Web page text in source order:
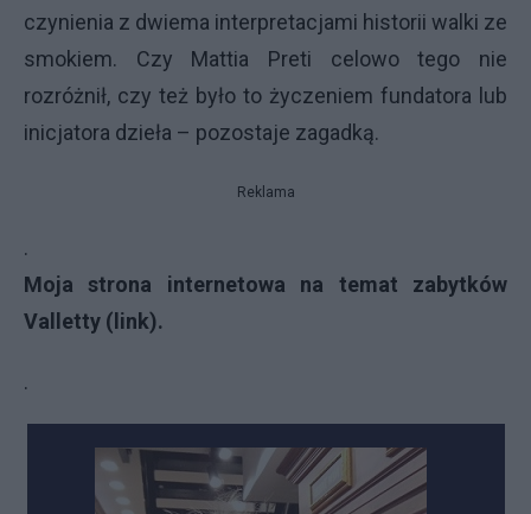
czynienia z dwiema interpretacjami historii walki ze
smokiem. Czy Mattia Preti celowo tego nie
rozróżnił, czy też było to życzeniem fundatora lub
inicjatora dzieła – pozostaje zagadką.
Reklama
.
Moja strona internetowa na temat zabytków
Valletty (link).
.